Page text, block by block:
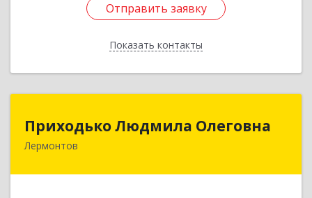
Отправить заявку
Показать контакты
Отправить заявку
Назад
Приходько Людмила Олеговна
Лермонтов
357341, Лермонтов г, П.Лумумбы ул, дом №